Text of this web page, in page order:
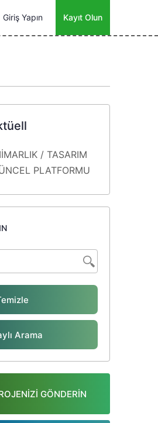
Giriş Yapın Kayıt Olun
/ TASARIM
PLATFORMU
Arama
GÖNDERİN